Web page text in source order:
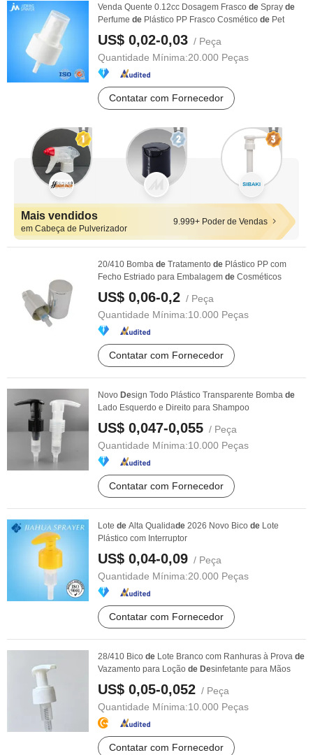
Venda Quente 0.12cc Dosagem Frasco de Spray de
Perfume de Plástico PP Frasco Cosmético de Pet
US$ 0,02-0,03 / Peça
Quantidade Mínima:20.000 Peças
Contatar com Fornecedor
Mais vendidos
em Cabeça de Pulverizador
9.999+ Poder de Vendas
20/410 Bomba de Tratamento de Plástico PP com
Fecho Estriado para Embalagem de Cosméticos
US$ 0,06-0,2 / Peça
Quantidade Mínima:10.000 Peças
Contatar com Fornecedor
Novo Design Todo Plástico Transparente Bomba de
Lado Esquerdo e Direito para Shampoo
US$ 0,047-0,055 / Peça
Quantidade Mínima:10.000 Peças
Contatar com Fornecedor
Lote de Alta Qualidade 2026 Novo Bico de Lote
Plástico com Interruptor
US$ 0,04-0,09 / Peça
Quantidade Mínima:20.000 Peças
Contatar com Fornecedor
28/410 Bico de Lote Branco com Ranhuras à Prova de
Vazamento para Loção de Desinfetante para Mãos
US$ 0,05-0,052 / Peça
Quantidade Mínima:10.000 Peças
Contatar com Fornecedor